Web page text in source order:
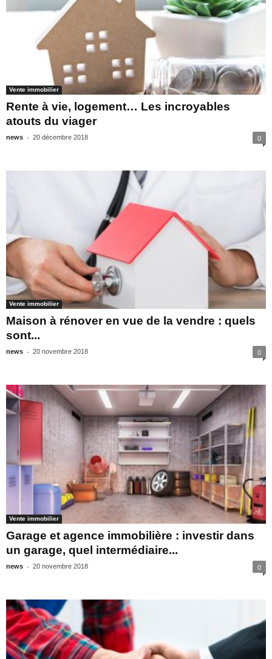
Vente immobilier
Rente à vie, logement… Les incroyables
atouts du viager
news - 20 décembre 2018 0
Vente immobilier
Maison à rénover en vue de la vendre : quels
sont...
news - 20 novembre 2018 0
Vente immobilier
Garage et agence immobilière : investir dans
un garage, quel intermédiaire...
news - 20 novembre 2018 0